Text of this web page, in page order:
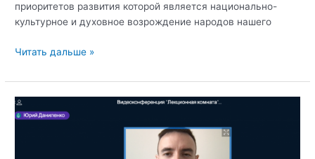
приоритетов развития которой является национально-
культурное и духовное возрождение народов нашего
Круглый
«Актуальные
вопросы
профилактики
Читать дальше »